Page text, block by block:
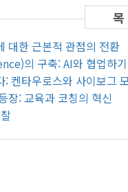
대한 근본적 관점의 전환
의 구축: AI와 협업하
: 켄타우로스와 사이보그
장: 교육과 코칭의 혁신